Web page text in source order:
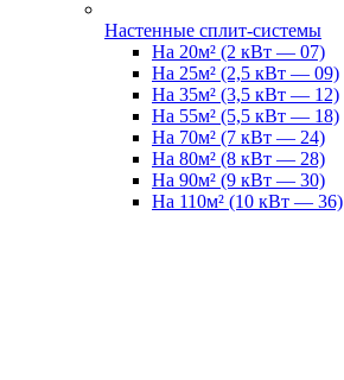
Настенные сплит-системы
На 20м² (2 кВт — 07)
На 25м² (2,5 кВт — 09)
На 35м² (3,5 кВт — 12)
На 55м² (5,5 кВт — 18)
На 70м² (7 кВт — 24)
На 80м² (8 кВт — 28)
На 90м² (9 кВт — 30)
На 110м² (10 кВт — 36)